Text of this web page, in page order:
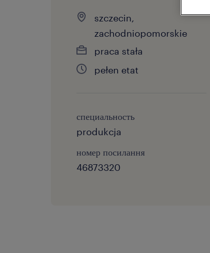
szczecin,
zachodniopomorskie
praca stała
pełen etat
специальность
produkcja
номер посилання
46873320